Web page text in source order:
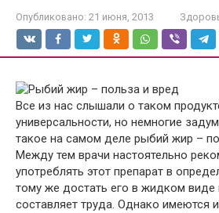
Опубликовано: 21 июня, 2013
Все из нас слышали о таком
универсальности, но немногие
такое на самом деле рыбий жир –
Между тем врачи настоятельно
употреблять этот препарат в
тому же достать его в жидком виде
составляет труда. Однако имеются